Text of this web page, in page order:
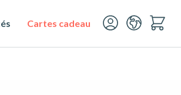
Cartes cadeau